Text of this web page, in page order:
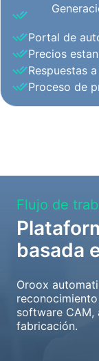
Portal de
Precios
Respuestas
Proceso de
Flujo de
basada
Oroox
software CAM,
fabricación.